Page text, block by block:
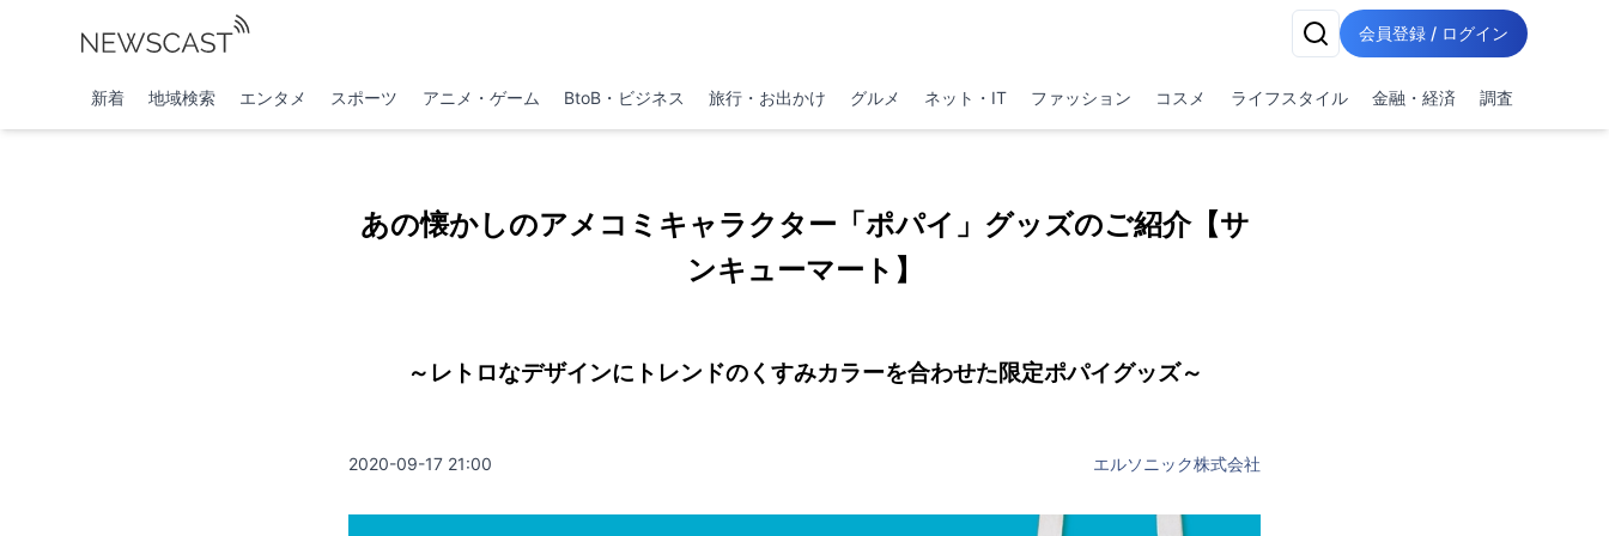
会員登録 / ログイン
新着 地域検索 エンタメ スポーツ アニメ・ゲーム BtoB・ビジネス 旅行・お出かけ グルメ ネット・IT ファッション コスメ ライフスタイル 金融・経済 調査
あの懐かしのアメコミキャラクター「ポパイ」グッズのご紹介【サ
ンキューマート】
～レトロなデザインにトレンドのくすみカラーを合わせた限定ポパイグッズ～
2020-09-17 21:00 エルソニック株式会社